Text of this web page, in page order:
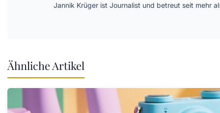
Jannik Krüger ist Journalist und betreut seit mehr
Ähnliche Artikel